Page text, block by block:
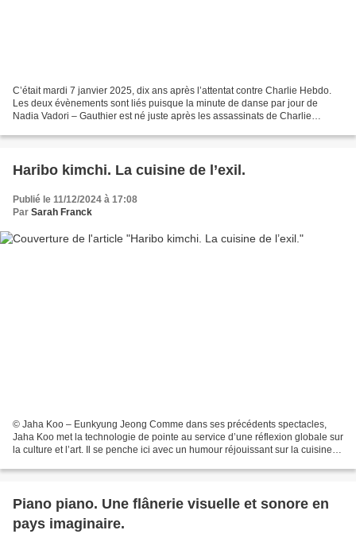
C’était mardi 7 janvier 2025, dix ans après l’attentat contre Charlie Hebdo.
Les deux évènements sont liés puisque la minute de danse par jour de
Nadia Vadori – Gauthier est né juste après les assassinats de Charlie
Haribo kimchi. La cuisine de l’exil.
Publié le 11/12/2024 à 17:08
Par Sarah Franck
© Jaha Koo – Eunkyung Jeong Comme dans ses précédents spectacles,
Jaha Koo met la technologie de pointe au service d’une réflexion globale sur
la culture et l’art. Il se penche ici avec un humour réjouissant sur la cuisine
Piano piano. Une flânerie visuelle et sonore en
pays imaginaire.